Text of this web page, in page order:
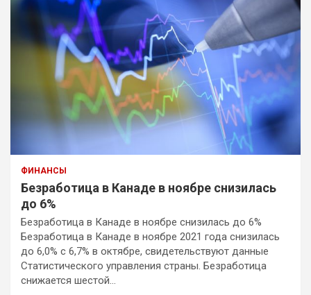
ФИНАНСЫ
Безработица в Канаде в ноябре снизилась
до 6%
Безработица в Канаде в ноябре снизилась до 6%
Безработица в Канаде в ноябре 2021 года снизилась
до 6,0% с 6,7% в октябре, свидетельствуют данные
Статистического управления страны. Безработица
снижается шестой…